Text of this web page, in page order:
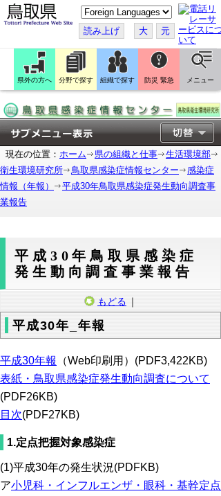
こ
の
ペ
ー
ジ
翻
訳
す
読み上げ 大 元
県外の方へ 分野で探す 組織で探す 防災 緊急 メニュー
現在の位置： ホーム 県の組織と仕事
生活環境部
衛生環境研究所
鳥取県感染症情報センター
感染症
情報（年報）
平成30年鳥取県感染症発生動向調査事
業報告
平成30年鳥取県感染症
発生動向調査事業報告
もどる ｜
平成30年_年報
平成30年報
（Web印刷用）(PDF3,422KB)
表紙・鳥取県感染症発生動向調査について
(PDF26KB)
目次(PDF27KB)
1.定点把握対象感染症
(1)平成30年の発生状況(PDFKB)
ア小児科・インフルエンザ・眼科・基幹定点